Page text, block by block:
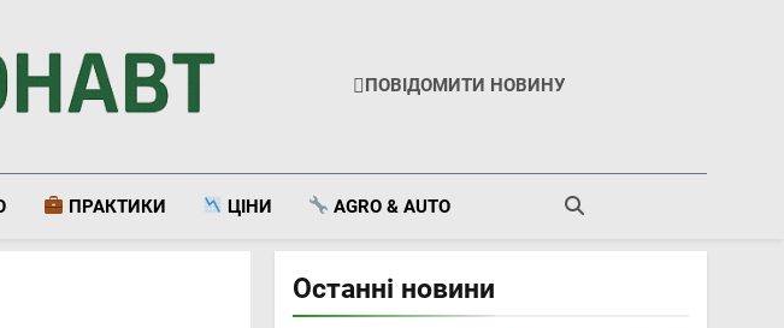
ПОВІДОМИТИ НОВИНУ
ПРАКТИКИ ЦІНИ AGRO & AUTO
Останні новини